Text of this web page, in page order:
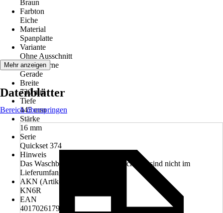
Braun
Farbton
Eiche
Material
Spanplatte
Variante
Ohne Ausschnitt
Kante vorne
Gerade
Breite
730 mm
Tiefe
445 mm
Stärke
16 mm
Serie
Quickset 374
Hinweis
Das Waschbecken und der Unterschrank sind nicht im
Lieferumfang enthalten.
AKN (Artikelkurznummer)
KN6R
EAN
4017026179814
Mehr anzeigen
Datenblätter
Bereich überspringen